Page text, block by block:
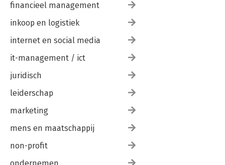
financieel management
inkoop en logistiek
internet en social media
it-management / ict
juridisch
leiderschap
marketing
mens en maatschappij
non-profit